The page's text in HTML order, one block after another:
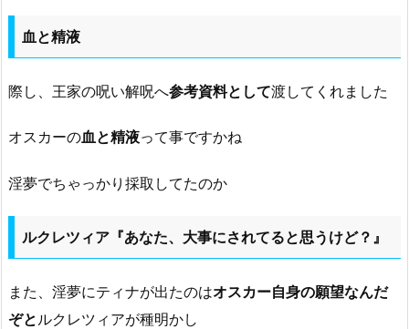
血と精液
際し、王家の呪い解呪へ参考資料として渡してくれました
オスカーの血と精液って事ですかね
淫夢でちゃっかり採取してたのか
ルクレツィア『あなた、大事にされてると思うけど？』
また、淫夢にティナが出たのはオスカー自身の願望なんだ
ぞと ルクレツィアが種明かし